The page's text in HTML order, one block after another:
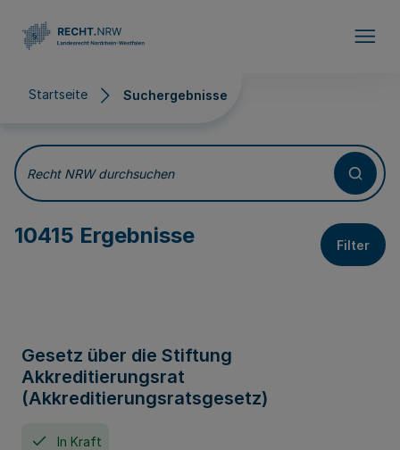
Startseite Suchergebnisse
Suchergebnisse
Recht NRW durchsuchen
10415 Ergebnisse Filter
Gesetz über die Stiftung
Akkreditierungsrat
(Akkreditierungsratsgesetz)
In Kraft